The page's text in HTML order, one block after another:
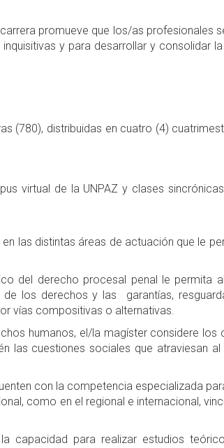
promueve que los/as profesionales
y para desarrollar y consolidar
(780), distribuidas en cuatro (4)
virtual de la UNPAZ y clases
las distintas áreas de actuación que le
del derecho procesal penal le permita
los derechos y las garantías,
vías compositivas o alternativas.
humanos, el/la magíster considere los
las cuestiones sociales que atraviesan
con la competencia especializada
como en el regional e internacional,
para realizar estudios